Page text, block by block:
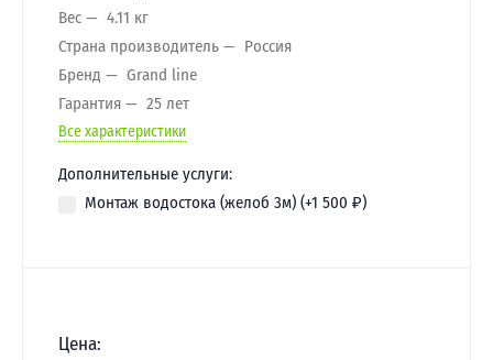
Вес
4.11 кг
Страна производитель
Россия
Бренд
Grand line
Гарантия
25 лет
Все характеристики
Дополнительные услуги:
Монтаж водостока (желоб 3м) (+1 500 ₽)
Цена: